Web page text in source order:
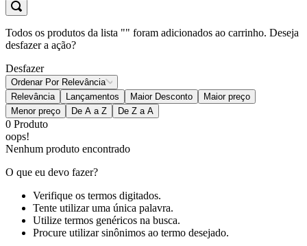
Todos os produtos da lista "" foram adicionados ao carrinho. Deseja
desfazer a ação?
Desfazer
Ordenar Por Relevância
Relevância
Lançamentos Maior Desconto
Maior preço
Menor preço
De A a Z De Z a A
0 Produto
oops!
Nenhum produto encontrado
O que eu devo fazer?
Verifique os termos digitados.
Tente utilizar uma única palavra.
Utilize termos genéricos na busca.
Procure utilizar sinônimos ao termo desejado.